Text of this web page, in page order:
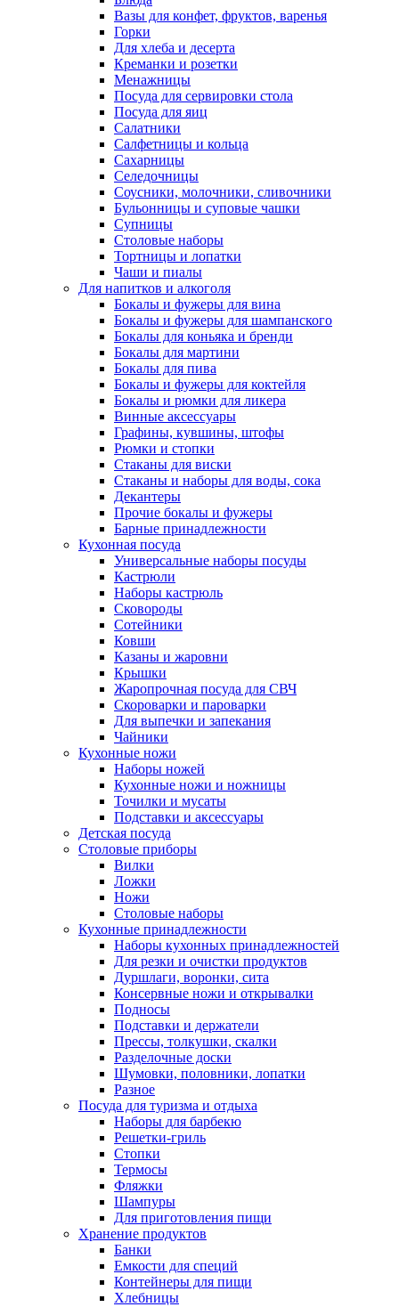
Вазы для конфет, фруктов, варенья
Горки
Для хлеба и десерта
Креманки и розетки
Менажницы
Посуда для сервировки стола
Посуда для яиц
Салатники
Салфетницы и кольца
Сахарницы
Селедочницы
Соусники, молочники, сливочники
Бульонницы и суповые чашки
Супницы
Столовые наборы
Тортницы и лопатки
Чаши и пиалы
Для напитков и алкоголя
Бокалы и фужеры для вина
Бокалы и фужеры для шампанского
Бокалы для коньяка и бренди
Бокалы для мартини
Бокалы для пива
Бокалы и фужеры для коктейля
Бокалы и рюмки для ликера
Винные аксессуары
Графины, кувшины, штофы
Рюмки и стопки
Стаканы для виски
Стаканы и наборы для воды, сока
Декантеры
Прочие бокалы и фужеры
Барные принадлежности
Кухонная посуда
Универсальные наборы посуды
Кастрюли
Наборы кастрюль
Сковороды
Сотейники
Ковши
Казаны и жаровни
Крышки
Жаропрочная посуда для СВЧ
Скороварки и пароварки
Для выпечки и запекания
Чайники
Кухонные ножи
Наборы ножей
Кухонные ножи и ножницы
Точилки и мусаты
Подставки и аксессуары
Детская посуда
Столовые приборы
Вилки
Ложки
Ножи
Столовые наборы
Кухонные принадлежности
Наборы кухонных принадлежностей
Для резки и очистки продуктов
Дуршлаги, воронки, сита
Консервные ножи и открывалки
Подносы
Подставки и держатели
Прессы, толкушки, скалки
Разделочные доски
Шумовки, половники, лопатки
Разное
Посуда для туризма и отдыха
Наборы для барбекю
Решетки-гриль
Стопки
Термосы
Фляжки
Шампуры
Для приготовления пищи
Хранение продуктов
Банки
Емкости для специй
Контейнеры для пищи
Хлебницы